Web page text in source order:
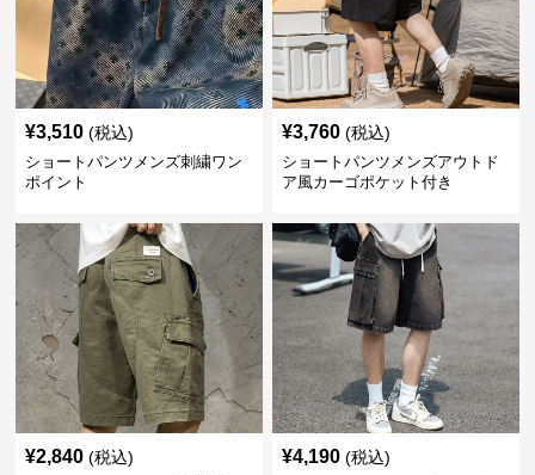
¥3,510 (税込)
ショートパンツメンズ刺繍ワン
ポイント
¥3,760 (税込)
ショートパンツメンズアウトド
ア風カーゴポケット付き
¥2,840 (税込) ¥4,190 (税込)